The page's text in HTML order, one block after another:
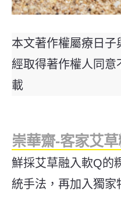
本文著作權屬療日
經取得著作權人同
載
崇華齋-客家艾
鮮採艾草融入軟Q的
統手法，再加入獨家